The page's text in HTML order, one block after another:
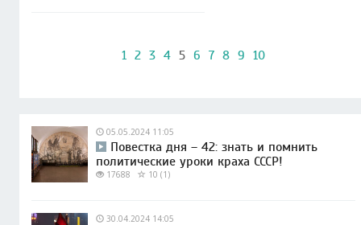
1 2 3 4 5 6 7 8 9 10
05.05.2024 11:05
Повестка дня – 42: знать и помнить
политические уроки краха СССР!
17688 10 (1)
30.04.2024 14:05